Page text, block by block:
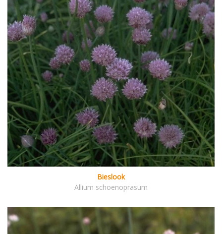
Bieslook
Allium schoenoprasum